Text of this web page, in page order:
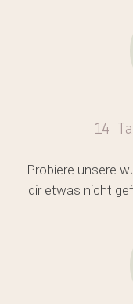
Es
14
Probiere unsere
dir etwas nicht